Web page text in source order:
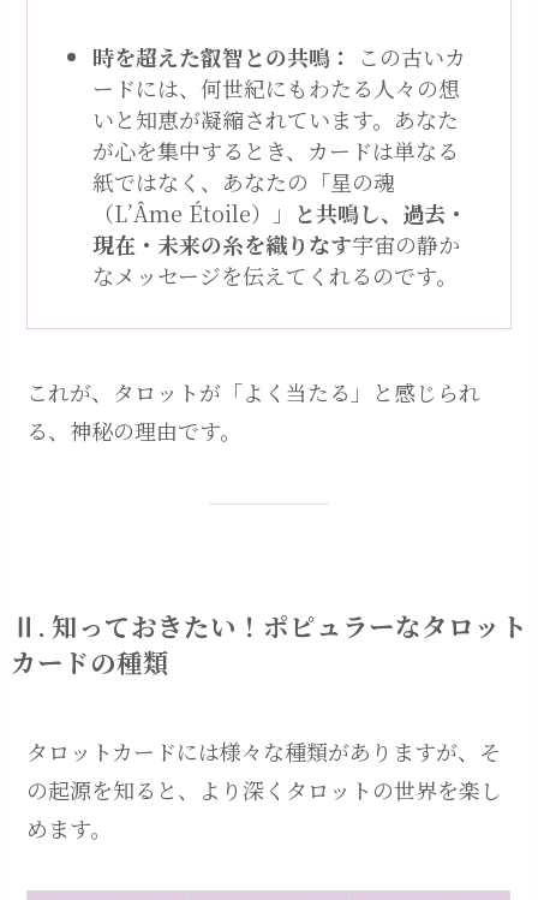
時を超えた叡智との共鳴：
この古いカ
ードには、何世紀にもわたる人々の想
いと知恵が凝縮されています。あなた
が心を集中するとき、カードは単なる
紙ではなく、あなたの「星の魂
（L’Âme Étoile）」 と共鳴し、過去・
現在・未来の糸を織りなす宇宙の静か
なメッセージを伝えてくれるのです。
これが、タロットが「よく当たる」と感じられ
る、神秘の理由です。
Ⅱ. 知っておきたい！ポピュラーなタロット
カードの種類
タロットカードには様々な種類がありますが、そ
の起源を知ると、より深くタロットの世界を楽し
めます。